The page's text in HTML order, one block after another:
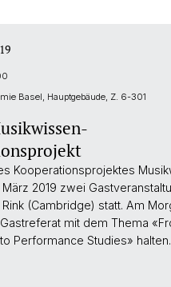
Basel, Hauptgebäude, Z. 6-301
Kooperationsprojektes
2019 zwei
(Cambridge) statt. Am
mit dem Thema
Performance Studies» halten.